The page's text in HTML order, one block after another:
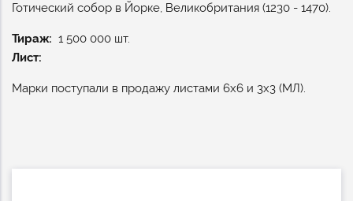
Готический собор в Йорке, Великобритания (1230 - 1470).
Тираж
1 500 000 шт.
Лист:
Марки поступали в продажу листами 6х6 и 3х3 (МЛ).